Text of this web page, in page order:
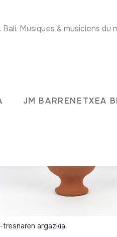
JM BARRENETXEA
tresnaren argazkia.